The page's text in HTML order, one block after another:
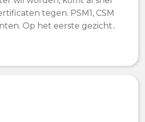
tegen. PSM1, CSM
Op het eerste gezicht..